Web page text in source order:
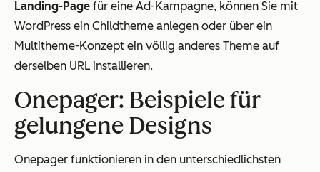
Landing-Page für eine Ad-Kampagne, können Sie mit
WordPress ein Childtheme anlegen oder über ein
Multitheme-Konzept ein völlig anderes Theme auf
derselben URL installieren.
Onepager: Beispiele für
gelungene Designs
Onepager funktionieren in den unterschiedlichsten